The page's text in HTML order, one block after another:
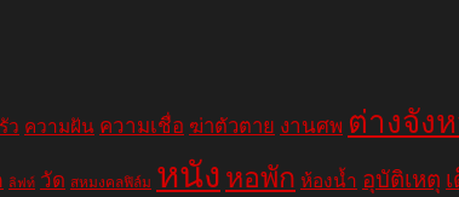
ว ความฝัน ความเชื่อ ฆ่าตัวตาย งานศพ ต่างจัง
ลิฟท์ วัด สหมงคลฟิล์ม หนัง หอพัก ห้องน้ำ อุบัติเหตุ